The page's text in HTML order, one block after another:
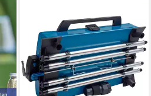
Standgrill Campingaz
Koffergasgrill 400 SGR, Grill
66.00 x 18.00 x 40.00 cm B/H/T
218,41 €
19,95 €mtl. in 12 Raten
lieferbar - in 2-3 Werktagen bei dir